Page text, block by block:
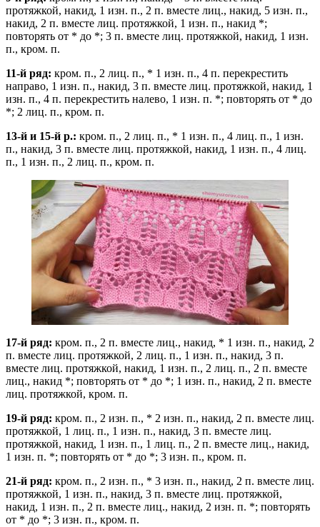
протяжкой, накид, 1 изн. п., 2 п. вместе лиц., накид, 5 изн. п.,
накид, 2 п. вместе лиц. протяжкой, 1 изн. п., накид *;
повторять от * до *; 3 п. вместе лиц. протяжкой, накид, 1 изн.
п., кром. п.
11-й ряд: кром. п., 2 лиц. п., * 1 изн. п., 4 п. перекрестить
направо, 1 изн. п., накид, 3 п. вместе лиц. протяжкой, накид, 1
изн. п., 4 п. перекрестить налево, 1 изн. п. *; повторять от * до
*; 2 лиц. п., кром. п.
13-й и 15-й р.: кром. п., 2 лиц. п., * 1 изн. п., 4 лиц. п., 1 изн.
п., накид, 3 п. вместе лиц. протяжкой, накид, 1 изн. п., 4 лиц.
п., 1 изн. п., 2 лиц. п., кром. п.
17-й ряд: кром. п., 2 п. вместе лиц., накид, * 1 изн. п., накид, 2
п. вместе лиц. протяжкой, 2 лиц. п., 1 изн. п., накид, 3 п.
вместе лиц. протяжкой, накид, 1 изн. п., 2 лиц. п., 2 п. вместе
лиц., накид *; повторять от * до *; 1 изн. п., накид, 2 п. вместе
лиц. протяжкой, кром. п.
19-й ряд: кром. п., 2 изн. п., * 2 изн. п., накид, 2 п. вместе лиц.
протяжкой, 1 лиц. п., 1 изн. п., накид, 3 п. вместе лиц.
протяжкой, накид, 1 изн. п., 1 лиц. п., 2 п. вместе лиц., накид,
1 изн. п. *; повторять от * до *; 3 изн. п., кром. п.
21-й ряд: кром. п., 2 изн. п., * 3 изн. п., накид, 2 п. вместе лиц.
протяжкой, 1 изн. п., накид, 3 п. вместе лиц. протяжкой,
накид, 1 изн. п., 2 п. вместе лиц., накид, 2 изн. п. *; повторять
от * до *; 3 изн. п., кром. п.